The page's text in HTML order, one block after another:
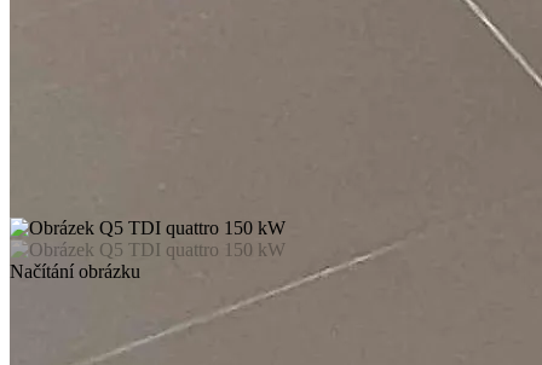
Načítání obrázku